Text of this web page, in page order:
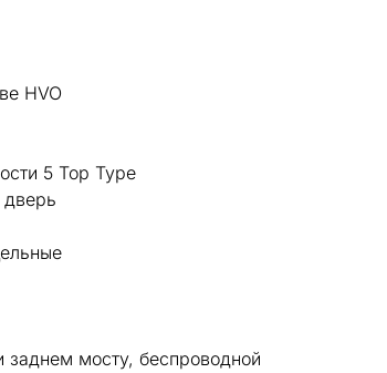
HVO
5 Top Type
дверь
мосту, беспроводной